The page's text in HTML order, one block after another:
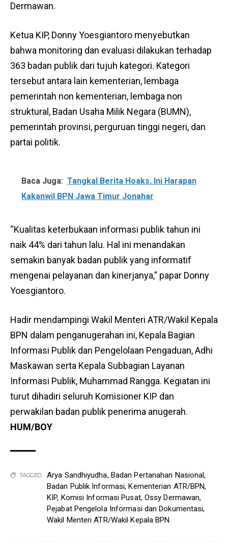
Dermawan.
Ketua KIP, Donny Yoesgiantoro menyebutkan
bahwa monitoring dan evaluasi dilakukan terhadap
363 badan publik dari tujuh kategori. Kategori
tersebut antara lain kementerian, lembaga
pemerintah non kementerian, lembaga non
struktural, Badan Usaha Milik Negara (BUMN),
pemerintah provinsi, perguruan tinggi negeri, dan
partai politik.
Baca Juga: Tangkal Berita Hoaks, Ini Harapan
Kakanwil BPN Jawa Timur Jonahar
“Kualitas keterbukaan informasi publik tahun ini
naik 44% dari tahun lalu. Hal ini menandakan
semakin banyak badan publik yang informatif
mengenai pelayanan dan kinerjanya,” papar Donny
Yoesgiantoro.
Hadir mendampingi Wakil Menteri ATR/Wakil Kepala
BPN dalam penganugerahan ini, Kepala Bagian
Informasi Publik dan Pengelolaan Pengaduan, Adhi
Maskawan serta Kepala Subbagian Layanan
Informasi Publik, Muhammad Rangga. Kegiatan ini
turut dihadiri seluruh Komisioner KIP dan
perwakilan badan publik penerima anugerah.
HUM/BOY
TAGGED: Arya Sandhiyudha, Badan Pertanahan Nasional,
Badan Publik Informasi,Kementerian ATR/BPN,
KIP, Komisi Informasi Pusat, Ossy Dermawan,
Pejabat Pengelola Informasi dan Dokumentasi,
Wakil Menteri ATR/Wakil Kepala BPN